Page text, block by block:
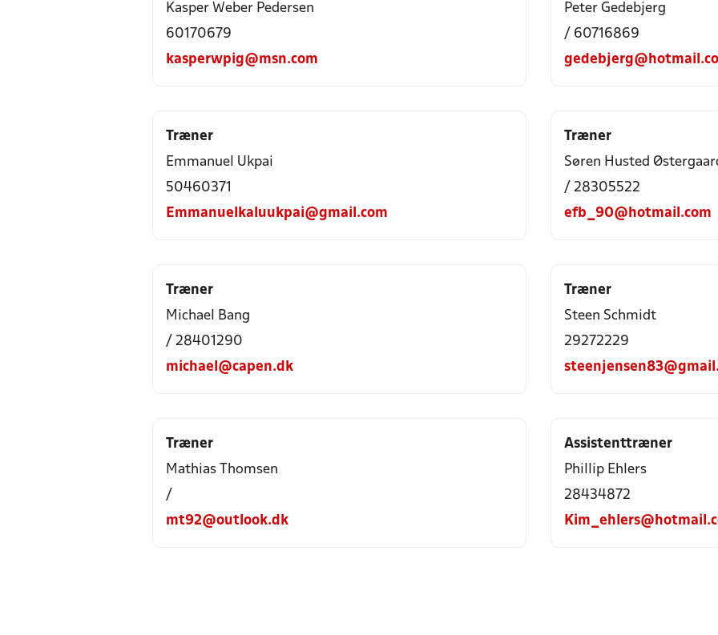
Kasper Weber Pedersen
60170679
kasperwpig@msn.com
Peter Gedebjerg
/ 60716869
Træner
Emmanuel Ukpai
50460371
Emmanuelkaluukpai@gmail.com
Træner
Søren Husted
/ 28305522
efb_90@hotmail.com
Træner
Michael Bang
/ 28401290
michael@capen.dk
Træner
Steen Schmidt
29272229
Træner
Mathias Thomsen
/
mt92@outlook.dk
Assistenttræner
Phillip Ehlers
28434872